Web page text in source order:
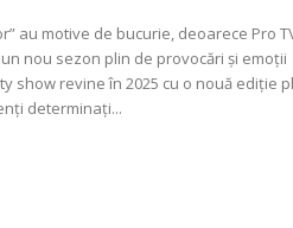
au motive de bucurie, deoarece Pro
nou sezon plin de provocări și emoții
show revine în 2025 cu o nouă ediție
determinați...